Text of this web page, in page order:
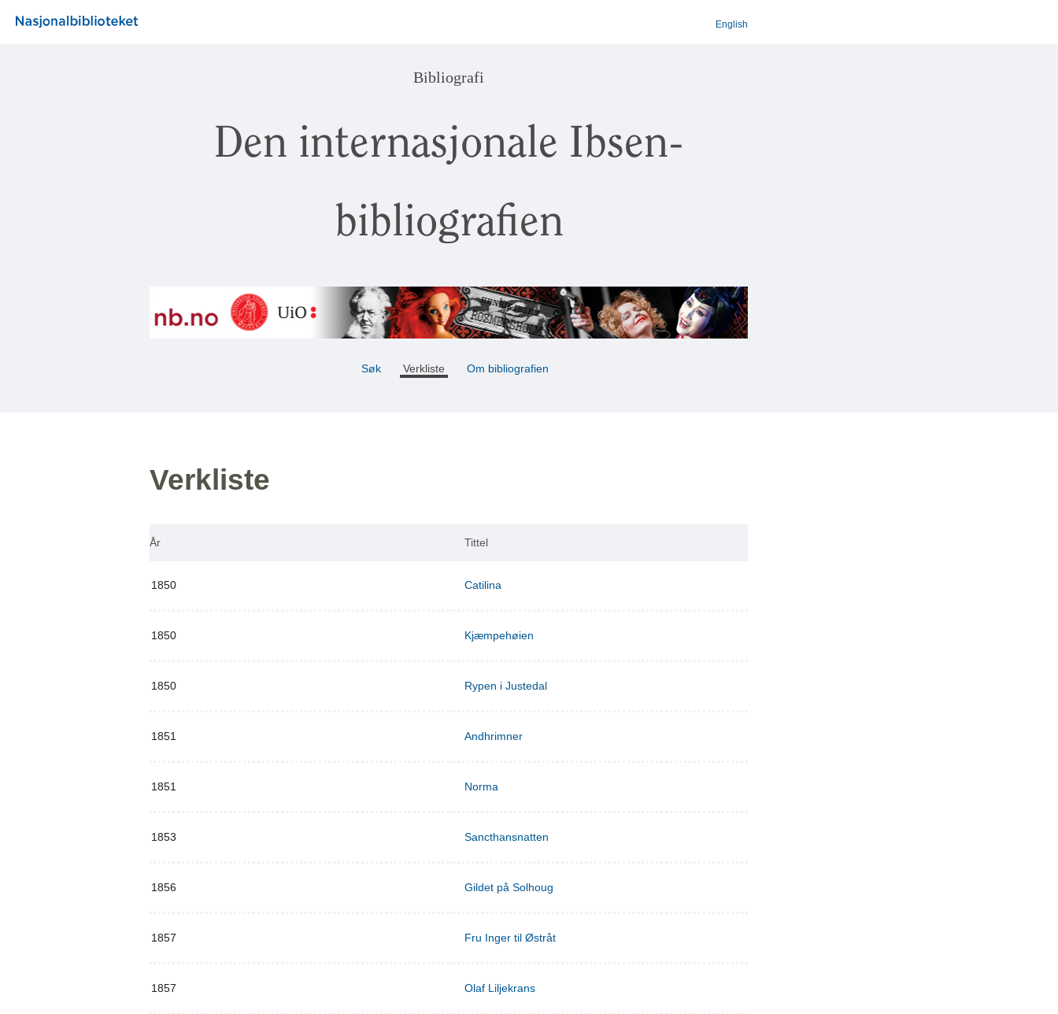
English
Bibliografi
Den internasjonale Ibsen-
bibliografien
Søk Verkliste Om bibliografien
Verkliste
År Tittel
1850 Catilina
1850 Kjæmpehøien
1850 Rypen i Justedal
1851 Andhrimner
1851 Norma
1853 Sancthansnatten
1856 Gildet på Solhoug
1857 Fru Inger til Østråt
1857 Olaf Liljekrans